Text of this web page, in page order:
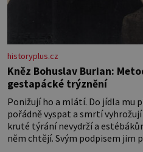
historyplus.cz
Kněz Bohuslav Burian:
gestapácké trýznění
Ponižují ho a mlátí. Do jídla mu
pořádně vyspat a smrtí
kruté týrání nevydrží a
něm chtějí. Svým podpisem jim